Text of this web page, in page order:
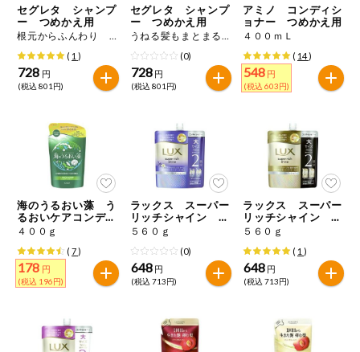
ポイントがも
らえる！
お弁当用商品
ミールキット
組合員さんの
リクエスト
よりすぐり
オーガニック
ベビー・キッ
ズ関連
セグレタ シャンプ
ー つめかえ用
根元からふんわり ３４０ｍＬ
( 1 )
728 円
(税込 801円)
セグレタ シャンプ
ー つめかえ用
うねる髪もまとまる ３４０ｍＬ
(0)
728 円
(税込 801円)
アミノ コンディシ
ョナー つめかえ用
４００ｍＬ
( 14)
548 円
(税込 603円)
海のうるおい藻 う
るおいケアコンディ
ショナー 詰替用
４００ｇ
(7)
178 円
(税込 196円)
ラックス スーパー
リッチシャイン リ
ラックスナイトケア
まとまりコンディシ
ョナー つめかえ用
５６０ｇ
(0)
648 円
(税込 713円)
ラックス スーパー
リッチシャイン ダ
メージリペア補修コ
ンディショナー つ
めかえ用
５６０ｇ
( 1 )
648 円
(税込 713円)